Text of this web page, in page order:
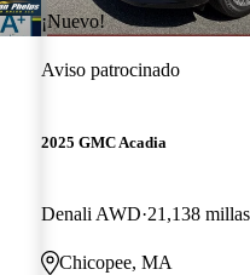
¡Nuevo!
Aviso patrocinado
2025 GMC Acadia
Denali AWD 21,138 millas
Chicopee, MA